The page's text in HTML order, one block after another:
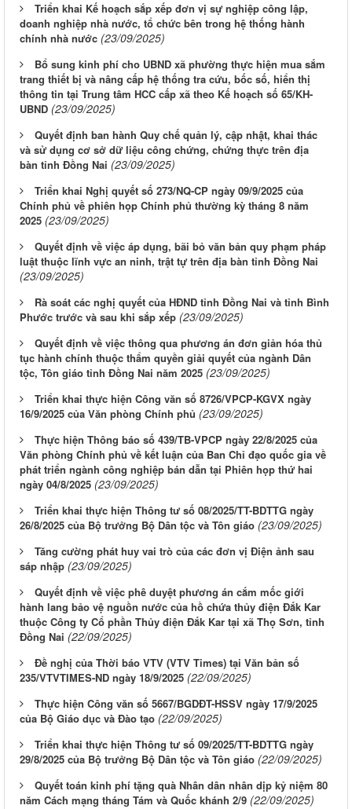
Triển khai Kế hoạch sắp xếp đơn vị sự nghiệp công lập,
doanh nghiệp nhà nước, tổ chức bên trong hệ thống hành
chính nhà nước (23/09/2025)
Bổ sung kinh phí cho UBND xã phường thực hiện mua sắm
trang thiết bị và nâng cấp hệ thống tra cứu, bốc số, hiển thị
thông tin tại Trung tâm HCC cấp xã theo Kế hoạch số 65/KH-
UBND (23/09/2025)
Quyết định ban hành Quy chế quản lý, cập nhật, khai thác
và sử dụng cơ sở dữ liệu công chứng, chứng thực trên địa
bàn tỉnh Đồng Nai (23/09/2025)
Triển khai Nghị quyết số 273/NQ-CP ngày 09/9/2025 của
Chính phủ về phiên họp Chính phủ thường kỳ tháng 8 năm
2025 (23/09/2025)
Quyết định về việc áp dụng, bãi bỏ văn bản quy phạm pháp
luật thuộc lĩnh vực an ninh, trật tự trên địa bàn tỉnh Đồng Nai
(23/09/2025)
Rà soát các nghị quyết của HĐND tỉnh Đồng Nai và tỉnh Bình
Phước trước và sau khi sắp xếp (23/09/2025)
Quyết định về việc thông qua phương án đơn giản hóa thủ
tục hành chính thuộc thẩm quyền giải quyết của ngành Dân
tộc, Tôn giáo tỉnh Đồng Nai năm 2025 (23/09/2025)
Triển khai thực hiện Công văn số 8726/VPCP-KGVX ngày
16/9/2025 của Văn phòng Chính phủ (23/09/2025)
Thực hiện Thông báo số 439/TB-VPCP ngày 22/8/2025 của
Văn phòng Chính phủ về kết luận của Ban Chỉ đạo quốc gia về
phát triển ngành công nghiệp bán dẫn tại Phiên họp thứ hai
ngày 04/8/2025 (23/09/2025)
Triển khai thực hiện Thông tư số 08/2025/TT-BDTTG ngày
26/8/2025 của Bộ trưởng Bộ Dân tộc và Tôn giáo (23/09/2025)
Tăng cường phát huy vai trò của các đơn vị Điện ảnh sau
sáp nhập (23/09/2025)
Quyết định về việc phê duyệt phương án cắm mốc giới
hành lang bảo vệ nguồn nước của hồ chứa thủy điện Đắk Kar
thuộc Công ty Cổ phần Thủy điện Đắk Kar tại xã Thọ Sơn, tỉnh
Đồng Nai (22/09/2025)
Đề nghị của Thời báo VTV (VTV Times) tại Văn bản số
235/VTVTIMES-ND ngày 18/9/2025 (22/09/2025)
Thực hiện Công văn số 5667/BGDĐT-HSSV ngày 17/9/2025
của Bộ Giáo dục và Đào tạo (22/09/2025)
Triển khai thực hiện Thông tư số 09/2025/TT-BDTTG ngày
29/8/2025 của Bộ trưởng Bộ Dân tộc và Tôn giáo (22/09/2025)
Quyết toán kinh phí tặng quà Nhân dân nhân dịp kỷ niệm 80
năm Cách mạng tháng Tám và Quốc khánh 2/9 (22/09/2025)